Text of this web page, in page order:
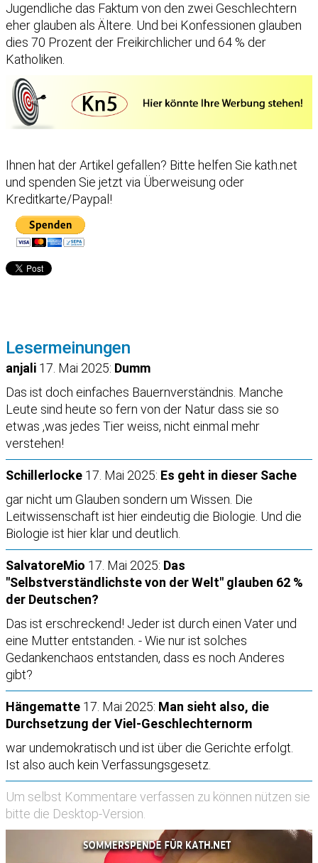
Jugendliche das Faktum von den zwei Geschlechtern
eher glauben als Ältere. Und bei Konfessionen glauben
dies 70 Prozent der Freikirchlicher und 64 % der
Katholiken.
Ihnen hat der Artikel gefallen? Bitte helfen Sie kath.net
und spenden Sie jetzt via Überweisung oder
Kreditkarte/Paypal!
Lesermeinungen
anjali 17. Mai 2025: Dumm
Das ist doch einfaches Bauernverständnis. Manche
Leute sind heute so fern von der Natur dass sie so
etwas ,was jedes Tier weiss, nicht einmal mehr
verstehen!
Schillerlocke 17. Mai 2025: Es geht in dieser Sache
gar nicht um Glauben sondern um Wissen. Die
Leitwissenschaft ist hier eindeutig die Biologie. Und die
Biologie ist hier klar und deutlich.
SalvatoreMio 17. Mai 2025: Das
"Selbstverständlichste von der Welt" glauben 62 %
der Deutschen?
Das ist erschreckend! Jeder ist durch einen Vater und
eine Mutter entstanden. - Wie nur ist solches
Gedankenchaos entstanden, dass es noch Anderes
gibt?
Hängematte 17. Mai 2025: Man sieht also, die
Durchsetzung der Viel-Geschlechternorm
war undemokratisch und ist über die Gerichte erfolgt.
Ist also auch kein Verfassungsgesetz.
Um selbst Kommentare verfassen zu können nützen sie
bitte die Desktop-Version